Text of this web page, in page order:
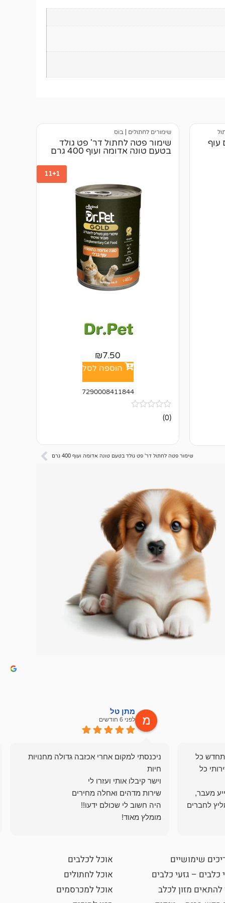
עוף
שימורים לחתולים בוס
שימור פטה לחתול דר' פט גולד
בטעם טונה אדומה ועוף 400 גרם
11+1
₪7.50
הוספה לסל
7290008411844
אין
ביקורות
(0)
שימור פטה לחתול דר' פט גולד בטעם טונה אדומה ועוף 400 גרם
כל
כל
מעבר,
לחברים
מתן טל
לפני 6 חודשים
ניכנסתי למקום אחרי אכזבה גדולה מחנויות
מומלץ מאוד!
שימושיים
כלבים – גזעי כלבים
להתאים מזון לכלב
אוכל לכלבים
אוכל לחתולים
אוכל למכרסמים